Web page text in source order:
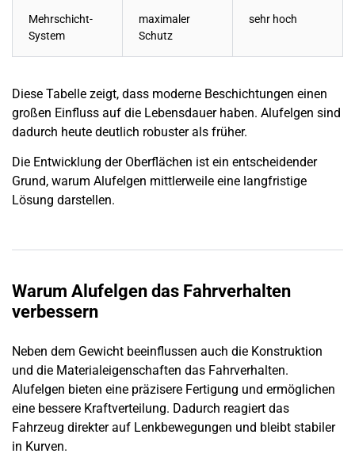
Mehrschicht-
System
maximaler
Schutz
sehr hoch
Diese Tabelle zeigt, dass moderne Beschichtungen einen
großen Einfluss auf die Lebensdauer haben. Alufelgen sind
dadurch heute deutlich robuster als früher.
Die Entwicklung der Oberflächen ist ein entscheidender
Grund, warum Alufelgen mittlerweile eine langfristige
Lösung darstellen.
Warum Alufelgen das Fahrverhalten
verbessern
Neben dem Gewicht beeinflussen auch die Konstruktion
und die Materialeigenschaften das Fahrverhalten.
Alufelgen bieten eine präzisere Fertigung und ermöglichen
eine bessere Kraftverteilung. Dadurch reagiert das
Fahrzeug direkter auf Lenkbewegungen und bleibt stabiler
in Kurven.